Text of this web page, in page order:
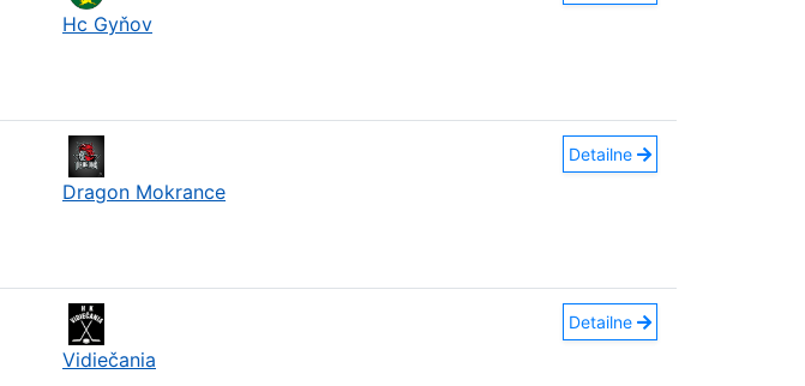
Hc Gyňov
Dragon Mokrance
Detailne
Vidiečania
Detailne